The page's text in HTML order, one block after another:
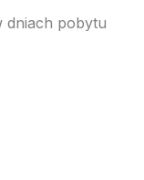
dniach pobytu